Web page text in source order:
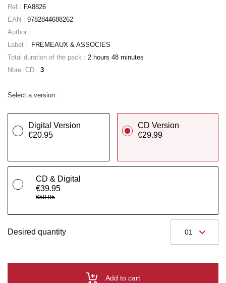
Ref.: FA8826
EAN : 9782844688262
Author :
Label :
FREMEAUX & ASSOCIES
Total duration of the pack : 2 hours 48 minutes
Nbre. CD : 3
Select a version :
Digital Version
€20.95
CD Version
€29.99
CD & Digital
€39.95
€50.95
Desired quantity
Add to cart